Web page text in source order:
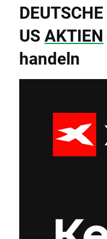
USAKTIEN
handeln